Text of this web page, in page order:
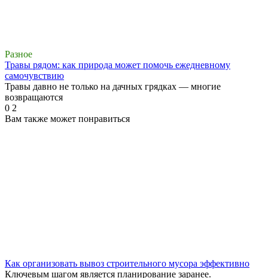
Разное
Травы рядом: как природа может помочь ежедневному
самочувствию
Травы давно не только на дачных грядках — многие
возвращаются
0 2
Вам также может понравиться
Как организовать вывоз строительного мусора эффективно
Ключевым шагом является планирование заранее.